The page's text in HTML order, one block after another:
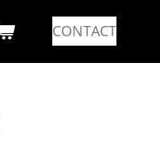
CONTACT